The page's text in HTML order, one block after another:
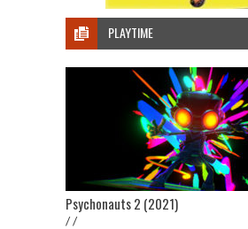
PLAYTIME
Psychonauts 2 (2021)
/ /